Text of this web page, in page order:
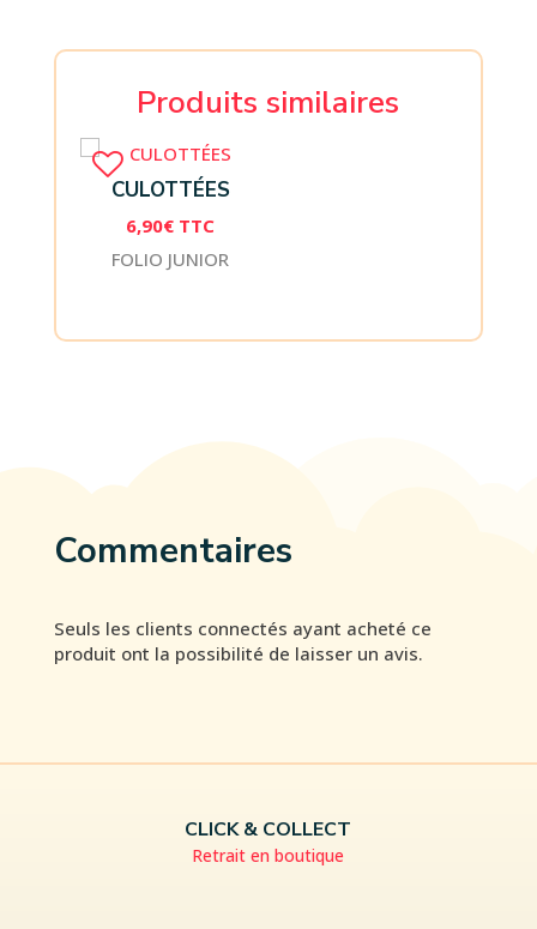
Produits similaires
CULOTTÉES
6,90€ TTC
FOLIO JUNIOR
Commentaires
Seuls les clients connectés ayant acheté ce
produit ont la possibilité de laisser un avis.
CLICK & COLLECT
Retrait en boutique